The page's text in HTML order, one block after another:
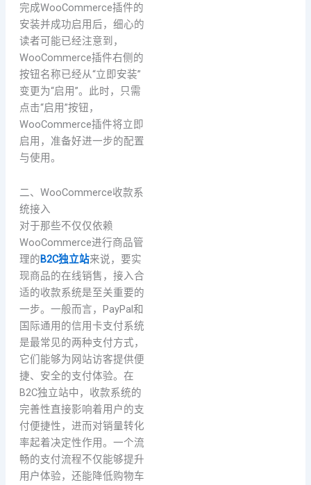
完成WooCommerce插件的
安装并成功启用后，细心的
读者可能已经注意到，
WooCommerce插件右侧的
按钮名称已经从“立即安装”
变更为“启用”。此时，只需
点击“启用”按钮，
WooCommerce插件将立即
启用，准备好进一步的配置
与使用。
二、WooCommerce收款系
统接入
对于那些不仅仅依赖
WooCommerce进行商品管
理的B2C独立站来说，要实
现商品的在线销售，接入合
适的收款系统是至关重要的
一步。一般而言，PayPal和
国际通用的信用卡支付系统
是最常见的两种支付方式，
它们能够为网站访客提供便
捷、安全的支付体验。在
B2C独立站中，收款系统的
完善性直接影响着用户的支
付便捷性，进而对销量转化
率起着决定性作用。一个流
畅的支付流程不仅能够提升
用户体验，还能降低购物车